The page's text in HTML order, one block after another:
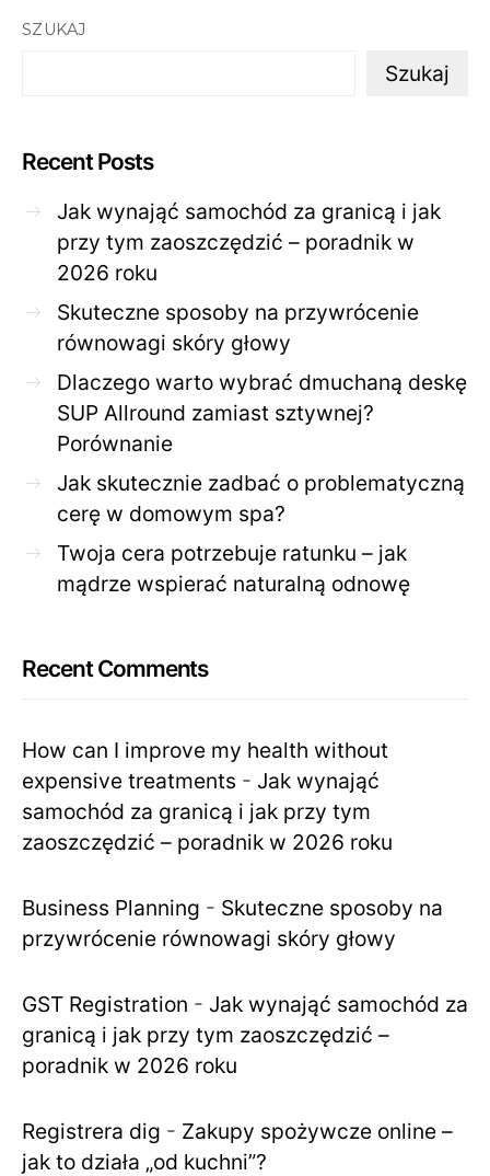
SZUKAJ
Szukaj
Recent Posts
Jak wynająć samochód za granicą i jak
przy tym zaoszczędzić – poradnik w
2026 roku
Skuteczne sposoby na przywrócenie
równowagi skóry głowy
Dlaczego warto wybrać dmuchaną deskę
SUP Allround zamiast sztywnej?
Porównanie
Jak skutecznie zadbać o problematyczną
cerę w domowym spa?
Twoja cera potrzebuje ratunku – jak
mądrze wspierać naturalną odnowę
Recent Comments
How can I improve my health without
expensive treatments - Jak wynająć
samochód za granicą i jak przy tym
zaoszczędzić – poradnik w 2026 roku
Business Planning - Skuteczne sposoby na
przywrócenie równowagi skóry głowy
GST Registration - Jak wynająć samochód za
granicą i jak przy tym zaoszczędzić –
poradnik w 2026 roku
Registrera dig - Zakupy spożywcze online –
jak to działa „od kuchni”?